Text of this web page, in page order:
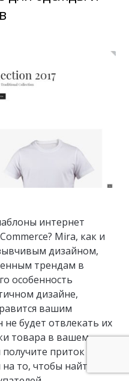
интернет
Mira, как и
дизайном,
трендам в
особенность
дизайне,
вашим
будет отвлекать их
товара в вашем
получите приток
то, чтобы найти